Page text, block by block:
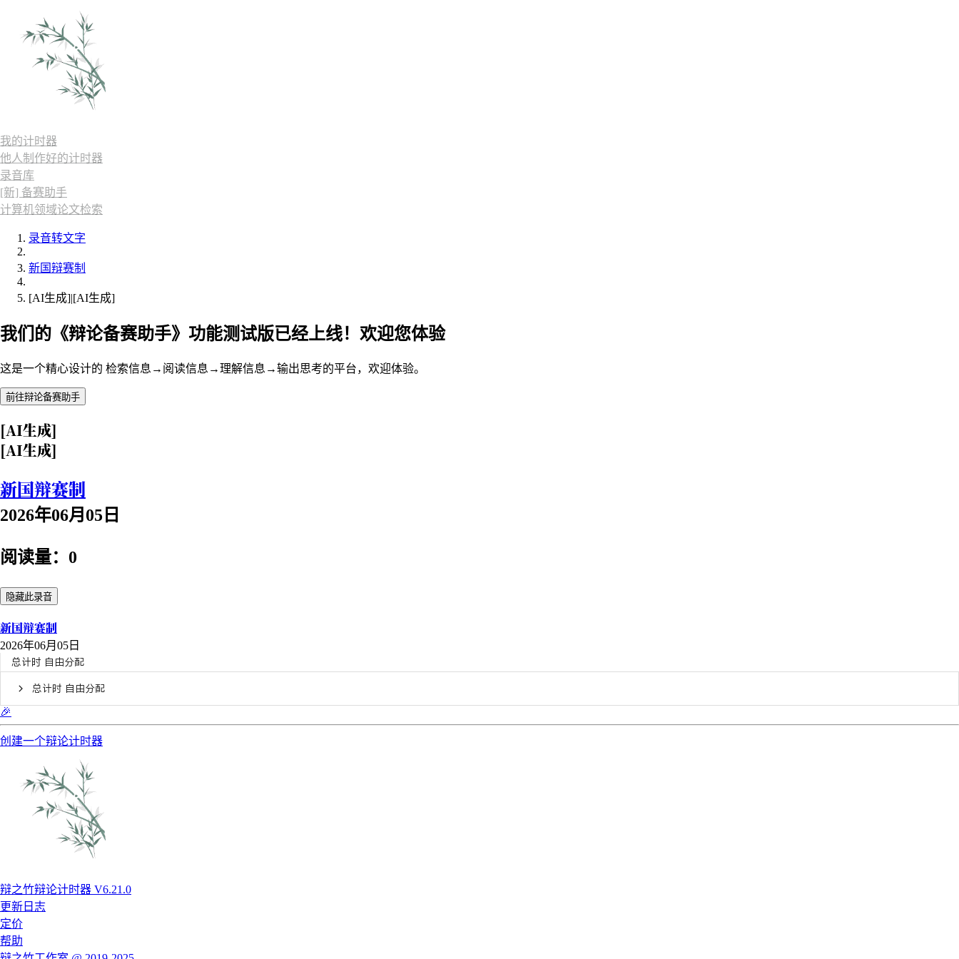
我的计时器
他人制作好的计时器
录音库
[新] 备赛助手
计算机领域论文检索
录音转文字
新国辩赛制
[AI生成]|[AI生成]
我们的《辩论备赛助手》功能测试版已经上线！欢迎您体验
这是一个精心设计的 检索信息→阅读信息→理解信息→输出思考的平台，欢迎体验。
前往辩论备赛助手
[AI生成]
[AI生成]
新国辩赛制
2026年06月05日
阅读量：0
隐藏此录音
新国辩赛制
2026年06月05日
总计时 自由分配
总计时 自由分配
🎉
创建一个辩论计时器
辩之竹辩论计时器 V6.21.0
更新日志
定价
帮助